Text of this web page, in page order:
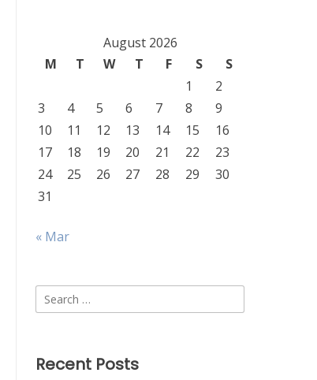
August 2026
M
T W T F S
S
1
2
3
4 5 6 7 8
9
10
11 12 13 14 15
16
17
18 19 20 21 22
23
24
25 26 27 28 29
30
31
« Mar
Search
for:
Recent Posts